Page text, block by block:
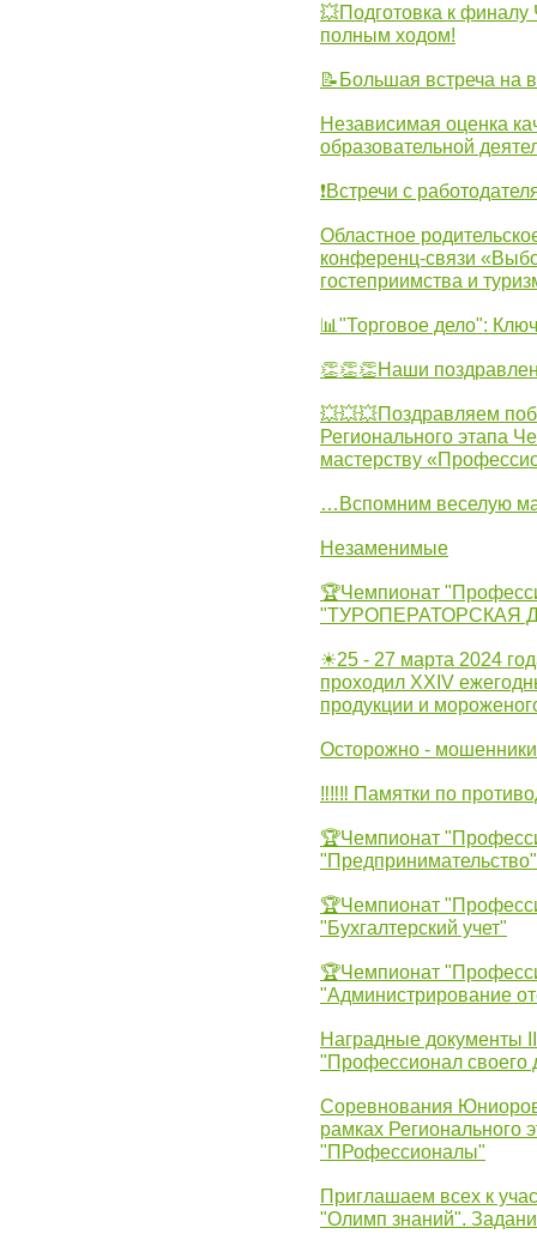
💥Подготовка к
полным ходом!
📝Большая встреча на
Независимая оценка
образовательной
❗Встречи с
Областное
конференц-связи
гостеприимства и
📊"Торговое дело":
👏👏👏Наши
💥💥💥Поздравляем
Регионального этапа
мастерству
…Вспомним веселую
Незаменимые
🏆Чемпионат
"ТУРОПЕРАТОРСКАЯ
☀25 - 27 марта 2024
проходил XXIV
продукции и
Осторожно -
‼‼‼ Памятки по
🏆Чемпионат
"Предпринимательство"
🏆Чемпионат
"Бухгалтерский учет"
🏆Чемпионат
"Администрирование
Наградные документы
"Профессионал своего
Соревнования
рамках Регионального
"ПРофессионалы"
Приглашаем всех к
"Олимп знаний".